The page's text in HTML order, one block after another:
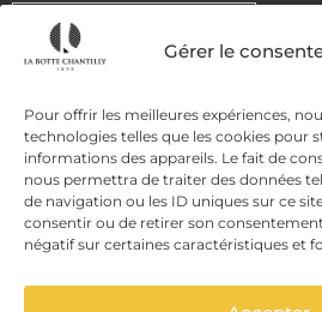
Gérer le
Pour offrir les meilleures expériences,
technologies telles que les cookies pour
informations des appareils. Le fait de
nous permettra de traiter des données
de navigation ou les ID uniques sur ce
consentir ou de retirer son
négatif sur certaines caractéristiques et
English
DELIVERY METHODS
PAYMENT METHODS